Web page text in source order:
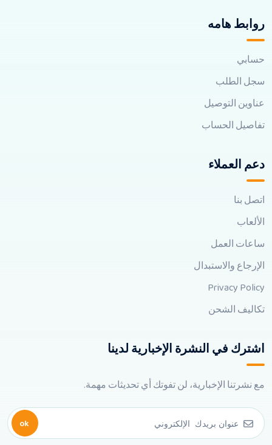
روابط هامه
حسابي
سجل الطلب
عناوين التوصيل
تفاصيل الحساب
دعم العملاء
اتصل بنا
الألعاب
ساعات العمل
الإرجاع والاستبدال
Privacy Policy
تكاليف الشحن
اشترك في النشرة الإخبارية لدينا
مع نشرتنا الإخبارية، لن تفوتك أي تحديثات مهمة.
ok